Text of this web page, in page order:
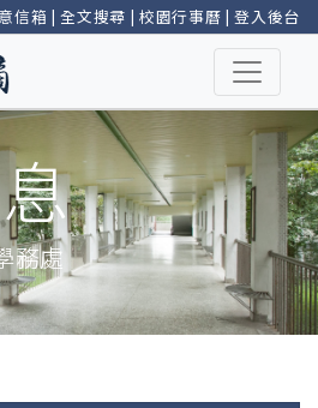
信箱 |全文搜尋 | 校園行事曆 |登入後台
務處